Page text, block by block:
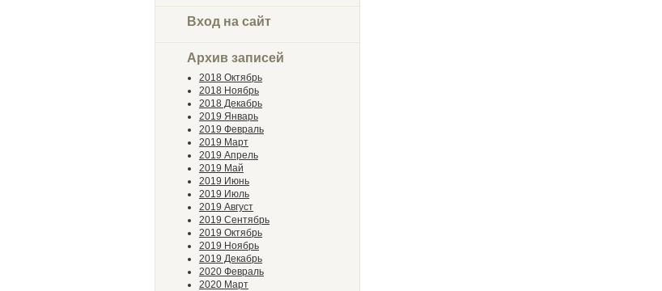
Вход на сайт
Архив записей
2018 Октябрь
2018 Ноябрь
2018 Декабрь
2019 Январь
2019 Февраль
2019 Март
2019 Апрель
2019 Май
2019 Июнь
2019 Июль
2019 Август
2019 Сентябрь
2019 Октябрь
2019 Ноябрь
2019 Декабрь
2020 Февраль
2020 Март